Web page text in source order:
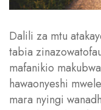
Dalili za mtu
tabia
mafanikio
hawaonyeshi
mara nyingi